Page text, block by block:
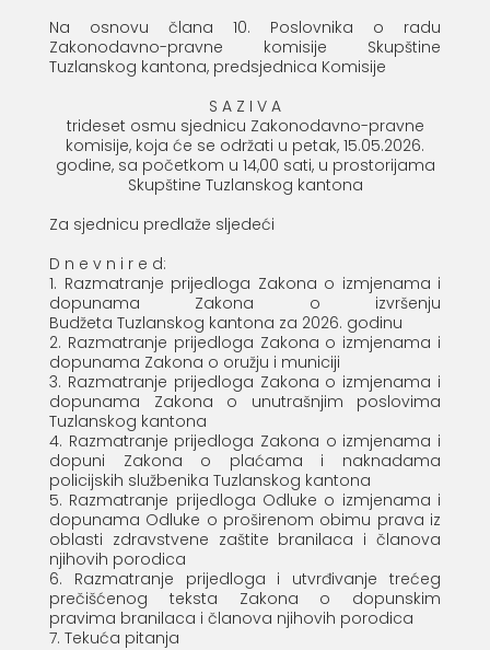
Na osnovu člana 10. Poslovnika o radu
Zakonodavno-pravne komisije Skupštine
Tuzlanskog kantona, predsjednica Komisije
S A Z I V A
trideset osmu sjednicu Zakonodavno-pravne
komisije, koja će se održati u petak, 15.05.2026.
godine, sa početkom u 14,00 sati, u prostorijama
Skupštine Tuzlanskog kantona
Za sjednicu predlaže sljedeći
D n e v n i r e d:
1. Razmatranje prijedloga Zakona o izmjenama i
dopunama Zakona o izvršenju
Budžeta Tuzlanskog kantona za 2026. godinu
2. Razmatranje prijedloga Zakona o izmjenama i
dopunama Zakona o oružju i municiji
3. Razmatranje prijedloga Zakona o izmjenama i
dopunama Zakona o unutrašnjim poslovima
Tuzlanskog kantona
4. Razmatranje prijedloga Zakona o izmjenama i
dopuni Zakona o plaćama i naknadama
policijskih službenika Tuzlanskog kantona
5. Razmatranje prijedloga Odluke o izmjenama i
dopunama Odluke o proširenom obimu prava iz
oblasti zdravstvene zaštite branilaca i članova
njihovih porodica
6. Razmatranje prijedloga i utvrđivanje trećeg
prečišćenog teksta Zakona o dopunskim
pravima branilaca i članova njihovih porodica
7. Tekuća pitanja